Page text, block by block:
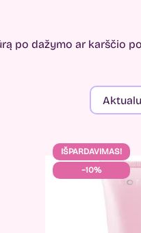
po dažymo ar karščio
IŠPARDAVIMAS!
−10%